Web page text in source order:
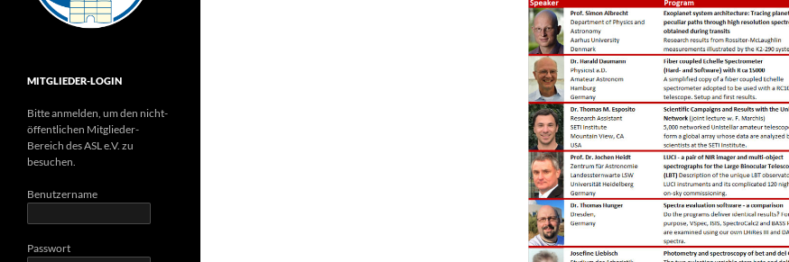
MITGLIEDER-LOGIN
Bitte anmelden, um den nicht-
öffentlichen Mitglieder-
Bereich des ASL e.V. zu
besuchen.
Benutzername
Passwort